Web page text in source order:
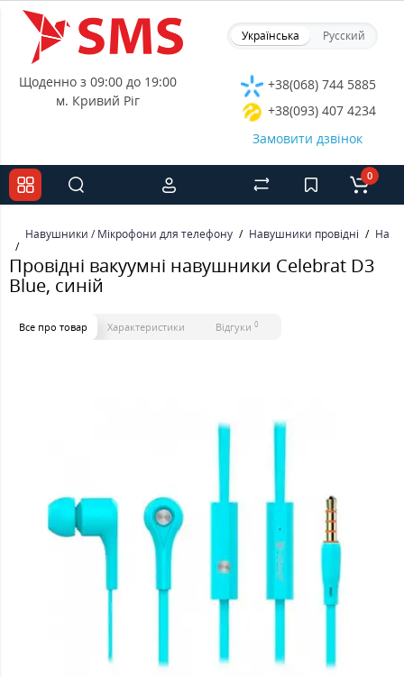
Українська Русский
Щоденно з 09:00 до 19:00
м. Кривий Ріг
+38(068) 744 5885
+38(093) 407 4234
Замовити дзвінок
0
Навушники / Мікрофони для телефону Навушники провідні
Провідні вакуумні навушники Celebrat D3
Blue, синій
Все про товар Характеристики Відгуки 0